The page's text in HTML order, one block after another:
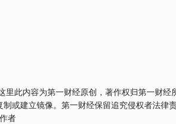
里此内容为第一财经原创，著作权归第一财
或建立镜像。第一财经保留追究侵权者法律
者